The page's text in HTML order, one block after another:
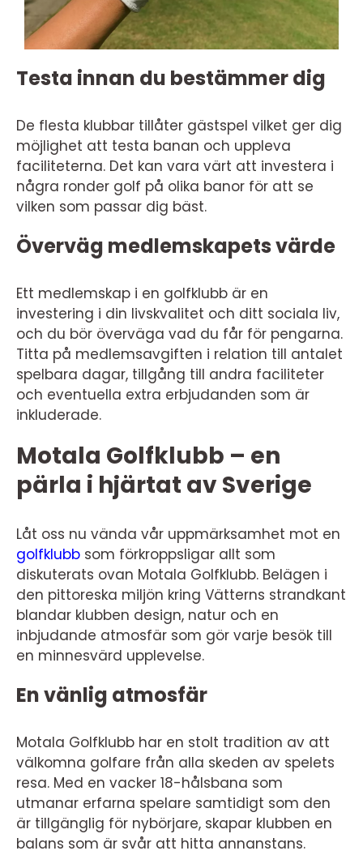
Testa innan du bestämmer dig
De flesta klubbar tillåter gästspel vilket ger dig
möjlighet att testa banan och uppleva
faciliteterna. Det kan vara värt att investera i
några ronder golf på olika banor för att se
vilken som passar dig bäst.
Överväg medlemskapets värde
Ett medlemskap i en golfklubb är en
investering i din livskvalitet och ditt sociala liv,
och du bör överväga vad du får för pengarna.
Titta på medlemsavgiften i relation till antalet
spelbara dagar, tillgång till andra faciliteter
och eventuella extra erbjudanden som är
inkluderade.
Motala Golfklubb – en
pärla i hjärtat av Sverige
Låt oss nu vända vår uppmärksamhet mot en
golfklubb som förkroppsligar allt som
diskuterats ovan Motala Golfklubb. Belägen i
den pittoreska miljön kring Vätterns strandkant
blandar klubben design, natur och en
inbjudande atmosfär som gör varje besök till
en minnesvärd upplevelse.
En vänlig atmosfär
Motala Golfklubb har en stolt tradition av att
välkomna golfare från alla skeden av spelets
resa. Med en vacker 18-hålsbana som
utmanar erfarna spelare samtidigt som den
är tillgänglig för nybörjare, skapar klubben en
balans som är svår att hitta annanstans.